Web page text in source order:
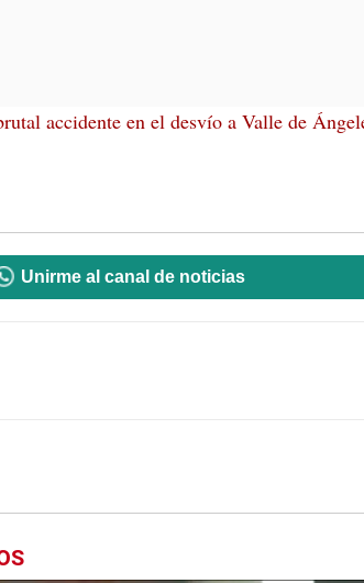
accidente en el desvío a Valle de
Unirme al canal de noticias